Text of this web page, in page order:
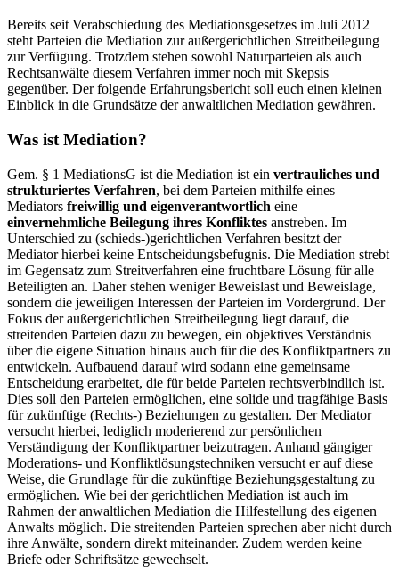
Bereits seit Verabschiedung des Mediationsgesetzes im Juli 2012
steht Parteien die Mediation zur außergerichtlichen Streitbeilegung
zur Verfügung. Trotzdem stehen sowohl Naturparteien als auch
Rechtsanwälte diesem Verfahren immer noch mit Skepsis
gegenüber. Der folgende Erfahrungsbericht soll euch einen kleinen
Einblick in die Grundsätze der anwaltlichen Mediation gewähren.
Was ist Mediation?
Gem. § 1 MediationsG ist die Mediation ist ein vertrauliches und
strukturiertes Verfahren, bei dem Parteien mithilfe eines
Mediators freiwillig und eigenverantwortlich eine
einvernehmliche Beilegung ihres Konfliktes anstreben. Im
Unterschied zu (schieds-)gerichtlichen Verfahren besitzt der
Mediator hierbei keine Entscheidungsbefugnis. Die Mediation strebt
im Gegensatz zum Streitverfahren eine fruchtbare Lösung für alle
Beteiligten an. Daher stehen weniger Beweislast und Beweislage,
sondern die jeweiligen Interessen der Parteien im Vordergrund. Der
Fokus der außergerichtlichen Streitbeilegung liegt darauf, die
streitenden Parteien dazu zu bewegen, ein objektives Verständnis
über die eigene Situation hinaus auch für die des Konfliktpartners zu
entwickeln. Aufbauend darauf wird sodann eine gemeinsame
Entscheidung erarbeitet, die für beide Parteien rechtsverbindlich ist.
Dies soll den Parteien ermöglichen, eine solide und tragfähige Basis
für zukünftige (Rechts-) Beziehungen zu gestalten. Der Mediator
versucht hierbei, lediglich moderierend zur persönlichen
Verständigung der Konfliktpartner beizutragen. Anhand gängiger
Moderations- und Konfliktlösungstechniken versucht er auf diese
Weise, die Grundlage für die zukünftige Beziehungsgestaltung zu
ermöglichen. Wie bei der gerichtlichen Mediation ist auch im
Rahmen der anwaltlichen Mediation die Hilfestellung des eigenen
Anwalts möglich. Die streitenden Parteien sprechen aber nicht durch
ihre Anwälte, sondern direkt miteinander. Zudem werden keine
Briefe oder Schriftsätze gewechselt.